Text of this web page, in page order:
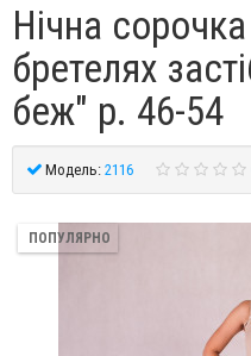
Нічна
бретелях
беж" р. 46-54
Модель: 2116
ПОПУЛЯРНО